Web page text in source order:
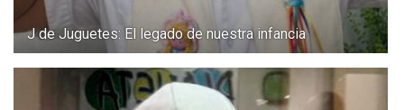
J de Juguetes: El legado de nuestra infancia